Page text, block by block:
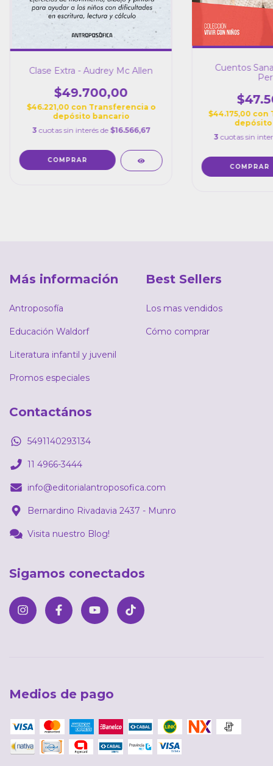
Clase Extra - Audrey Mc Allen
$49.700,00
$46.221,00 con Transferencia o
depósito bancario
3 cuotas sin interés de $16.566,67
Cuentos
$44.175,00 con
3 cuotas sin
Más información
Antroposofía
Educación Waldorf
Literatura infantil y juvenil
Promos especiales
Best Sellers
Los mas vendidos
Cómo comprar
Contactános
5491140293134
11 4966-3444
info@editorialantroposofica.com
Bernardino Rivadavia 2437 - Munro
Visita nuestro Blog!
Sigamos conectados
Medios de pago